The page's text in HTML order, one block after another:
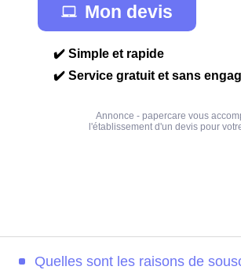
Mon devis
✔️ Simple et rapide
✔️ Service gratuit et sans
Annonce - papercare vous
l'établissement d'un devis pour
Quelles sont les raisons de